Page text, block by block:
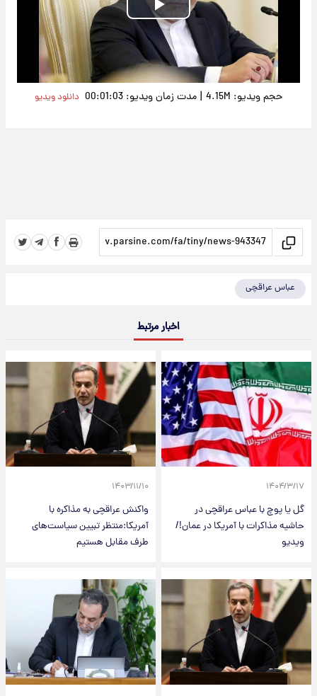
Play
Video
حجم ویدیو: 4.15M | مدت زمان ویدیو: 00:01:03 دانلود ویدیو
عباس عراقچی
اخبار مرتبط
۱۴۰۴/۳/۱۷
گل یا پوچ با عباس عراقچی در
حاشیه مذاکرات با آمریکا در عمان!/
ویدیو
۱۴۰۳/۱۱/۱۰
واکنش عراقچی به مذاکره با
آمریکا:منتظر تبیین سیاست‌های
طرف مقابل هستیم